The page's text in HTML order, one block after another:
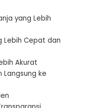
yang Lebih
Lebih Cepat dan
Akurat
Langsung ke